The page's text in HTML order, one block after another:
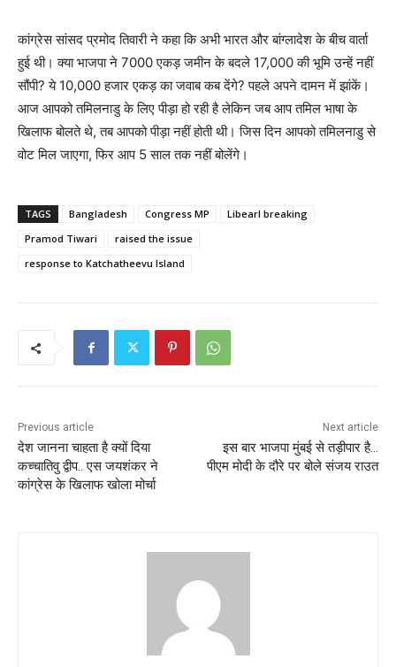
कांग्रेस सांसद प्रमोद तिवारी ने कहा कि अभी भारत और बांग्लादेश के बीच वार्ता
हुई थी। क्या भाजपा ने 7000 एकड़ जमीन के बदले 17,000 की भूमि उन्हें नहीं
सौंपी? ये 10,000 हजार एकड़ का जवाब कब देंगे? पहले अपने दामन में झांकें।
आज आपको तमिलनाडु के लिए पीड़ा हो रही है लेकिन जब आप तमिल भाषा के
खिलाफ बोलते थे, तब आपको पीड़ा नहीं होती थी। जिस दिन आपको तमिलनाडु से
वोट मिल जाएगा, फिर आप 5 साल तक नहीं बोलेंगे।
TAGS Bangladesh Congress MP
Libearl breaking
Pramod Tiwari
raised the issue
response to Katchatheevu Island
Previous article
देश जानना चाहता है क्यों दिया
कच्चातिवु द्वीप.. एस जयशंकर ने
कांग्रेस के खिलाफ खोला मोर्चा
Next article
इस बार भाजपा मुंबई से तड़ीपार है…
पीएम मोदी के दौरे पर बोले संजय राउत